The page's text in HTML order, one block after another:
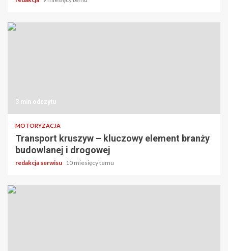
3 min odczytu
MOTORYZACJA
Transport kruszyw – kluczowy element branży
budowlanej i drogowej
redakcja serwisu 10 miesięcy temu